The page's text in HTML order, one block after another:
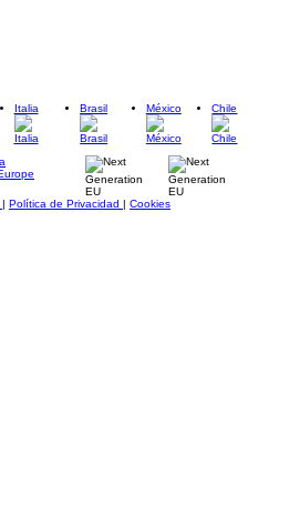
Italia Brasil México Chile
| Política de Privacidad | Cookies